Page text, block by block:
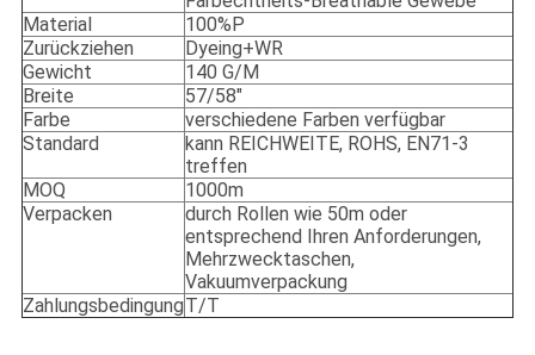
Material
100%P
Zurückziehen
Dyeing+WR
Gewicht
140 G/M
Breite
57/58"
Farbe
verschiedene Farben verfügbar
Standard
kann REICHWEITE, ROHS, EN71-3
treffen
MOQ
1000m
Verpacken
durch Rollen wie 50m oder
entsprechend Ihren Anforderungen,
Mehrzwecktaschen,
Vakuumverpackung
ZahlungsbedingungT/T